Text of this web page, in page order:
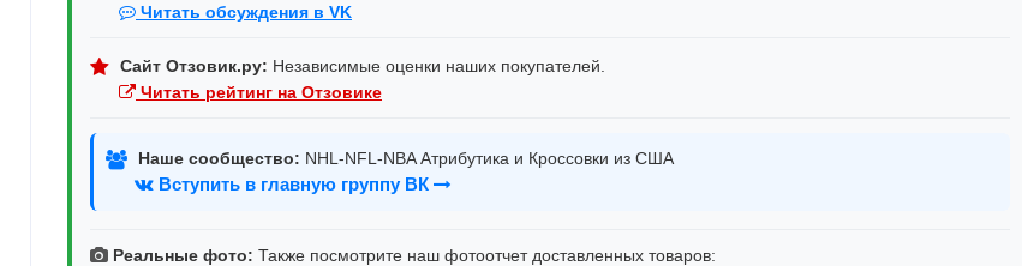
Читать обсуждения в VK
Сайт Отзовик.ру: Независимые оценки наших покупателей.
Читать рейтинг на Отзовике
Наше сообщество: NHL-NFL-NBA Атрибутика и Кроссовки из США
Вступить в главную группу ВК
Реальные фото: Также посмотрите наш фотоотчет доставленных товаров: